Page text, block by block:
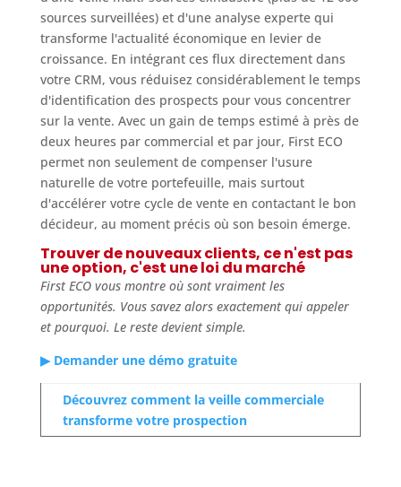
sources surveillées) et d'une analyse experte qui
transforme l'actualité économique en levier de
croissance. En intégrant ces flux directement dans
votre CRM, vous réduisez considérablement le temps
d'identification des prospects pour vous concentrer
sur la vente. Avec un gain de temps estimé à près de
deux heures par commercial et par jour, First ECO
permet non seulement de compenser l'usure
naturelle de votre portefeuille, mais surtout
d'accélérer votre cycle de vente en contactant le bon
décideur, au moment précis où son besoin émerge.
Trouver de nouveaux clients, ce n'est pas
une option, c'est une loi du marché
First ECO vous montre où sont vraiment les
opportunités. Vous savez alors exactement qui appeler
et pourquoi. Le reste devient simple.
▶ Demander une démo gratuite
Découvrez comment la veille commerciale
transforme votre prospection